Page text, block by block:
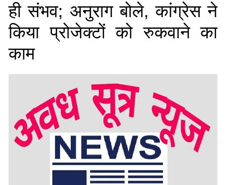
ही संभव; अनुराग बोले, कांग्रेस ने
किया प्रोजेक्टों को रुकवाने का
काम